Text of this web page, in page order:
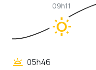
wb_sunny
09h11
wb_twilight 05h46